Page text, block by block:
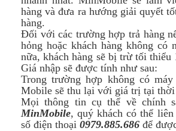
hàng và đưa ra hướng giải quyết
hàng.
Đối với các trường hợp trả hàng
hỏng hoặc khách hàng không có
nữa, khách hàng sẽ bị trừ tối thiểu
Giá nhập sẽ được tính như sau:
Trong trường hợp không có
Mobile sẽ thu lại với giá trị tại
Mọi thông tin cụ thể về chính
MinMobile, quý khách có thể
số điện thoại 0979.885.686 để